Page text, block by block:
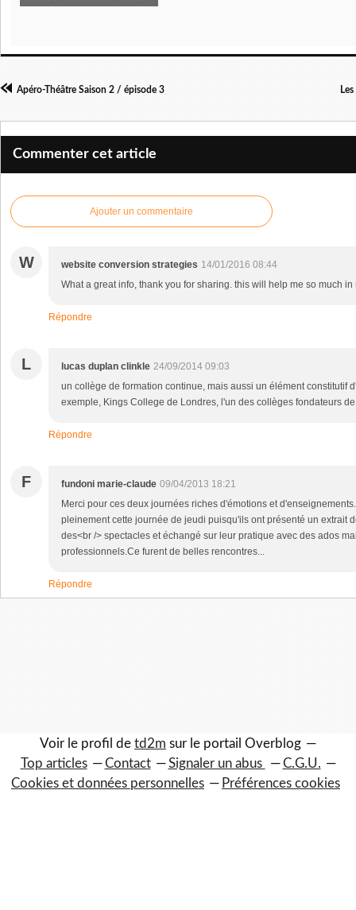
Apéro-Théâtre Saison 2 / épisode 3
Commenter cet article
Ajouter un commentaire
W website conversion strategies 14/01/2016 08:44
What a great info, thank you for sharing. this will help me so much
Répondre
L lucas duplan clinkle 24/09/2014 09:03
un collège de formation continue, mais aussi un élément constitutif
exemple, Kings College de Londres, l'un des collèges fondateurs
Répondre
F fundoni marie-claude 09/04/2013 18:21
Merci pour ces deux journées riches d'émotions et
pleinement cette journée de jeudi puisqu'ils ont présenté un extrait
des<br /> spectacles et échangé sur leur pratique avec des ados
professionnels.Ce furent de belles rencontres...
Répondre
Voir le profil de td2m sur le portail Overblog
Top articles
Contact Signaler un abus
C.G.U.
Cookies et données personnelles
Préférences cookies